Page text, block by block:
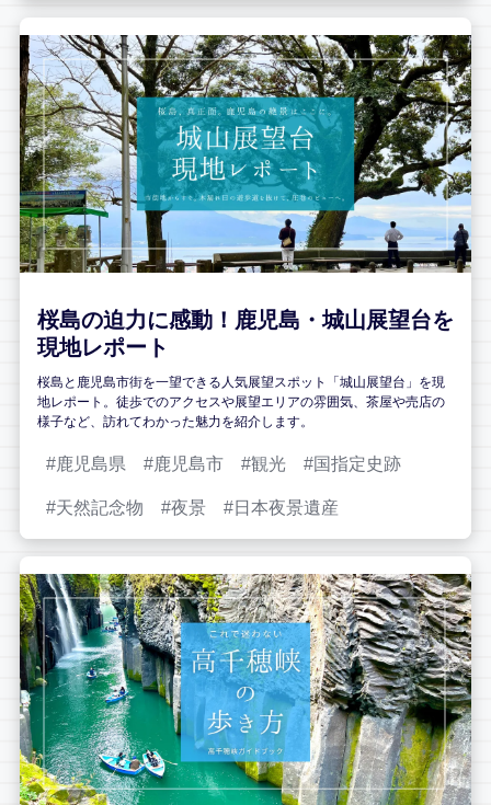
桜島の迫力に感動！鹿児島・城山展望台を
現地レポート
桜島と鹿児島市街を一望できる人気展望スポット「城山展望台」を現
地レポート。徒歩でのアクセスや展望エリアの雰囲気、茶屋や売店の
様子など、訪れてわかった魅力を紹介します。
鹿児島県 鹿児島市 観光 国指定史跡
天然記念物 夜景 日本夜景遺産